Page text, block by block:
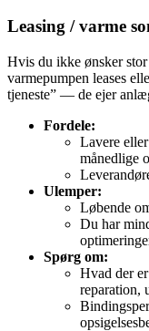
Leasing / varme
Hvis du ikke ønsker
varmepumpen leases
tjeneste” — de ejer
Fordele:
Lavere
månedlige
Ulemper:
Løbende
Du har
Spørg om:
Hvad der
reparation,